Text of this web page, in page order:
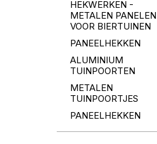
HEKWERKEN -
METALEN PANELEN
VOOR BIERTUINEN
PANEELHEKKEN
ALUMINIUM
TUINPOORTEN
METALEN
TUINPOORTJES
PANEELHEKKEN